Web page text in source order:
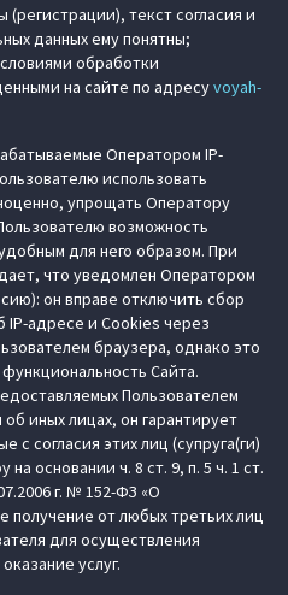
текст согласия и
данных ему понятны;
обработки
на сайте по адресуvoyah-
Оператором IP-
использовать
упрощать Оператору
возможность
для него образом. При
что уведомлен Оператором
он вправе отключить сбор
адресе и Cookies через
браузера, однако это
Сайта.
Пользователем
иных лицах, он гарантирует
с согласия этих лиц (супруга(ги)
основании ч. 8 ст. 9, п. 5 ч. 1 ст.
г. № 152-ФЗ «О
получение от любых третьих лиц
для осуществления
услуг.